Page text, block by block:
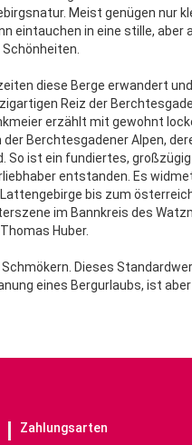
Meist genügen nur
eintauchen in eine stille, aber
diese Berge erwandert und
Reiz der
erzählt mit gewohnt
Berchtesgadener Alpen,
So ist ein fundiertes, großzügig
entstanden. Es
bis zum
im Bannkreis des
Huber.
Dieses
eines Bergurlaubs, ist
Zahlungsarten